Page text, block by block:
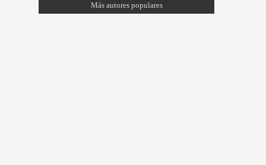
Más autores populares